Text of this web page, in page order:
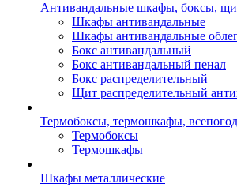
Антивандальные шкафы, боксы,
Шкафы антивандальные
Шкафы антивандальные
Бокс антивандальный
Бокс антивандальный пенал
Бокс распределительный
Щит распределительный
Термобоксы, термошкафы,
Термобоксы
Термошкафы
Шкафы металлические